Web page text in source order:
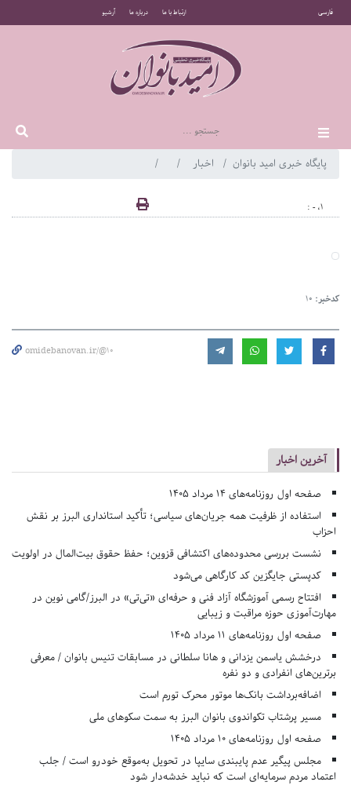
فارسی ارتباط با ما درباره ما آرشیو
پایگاه خبری امید بانوان اخبار
1، - :
کدخبر: 10
omidebanovan.ir/@10
آخرین اخبار
صفحه اول روزنامه‌های 14 مرداد 1405
استفاده از ظرفیت همه جریان‌های سیاسی؛ تأکید استانداری البرز بر نقش
احزاب
نشست بررسی محدوده‌های اکتشافی قزوین؛ حفظ حقوق بیت‌المال در اولویت
کدپستی جایگزین کد کارگاهی می‌شود
افتتاح رسمی آموزشگاه آزاد فنی و حرفه‌ای «تی‌تی» در البرز/گامی نوین در
مهارت‌آموزی حوزه مراقبت و زیبایی
صفحه اول روزنامه‌های 11 مرداد 1405
درخشش یاسمن یزدانی و هانا سلطانی در مسابقات تنیس بانوان / معرفی
برترین‌های انفرادی و دو نفره
اضافه‌برداشت بانک‌ها موتور محرک تورم است
مسیر پرشتاب تکواندوی بانوان البرز به سمت سکوهای ملی
صفحه اول روزنامه‌های 10 مرداد 1405
مجلس پیگیر عدم پایبندی سایپا در تحویل به‌موقع خودرو است / جلب
اعتماد مردم سرمایه‌ای است که نباید خدشه‌دار شود